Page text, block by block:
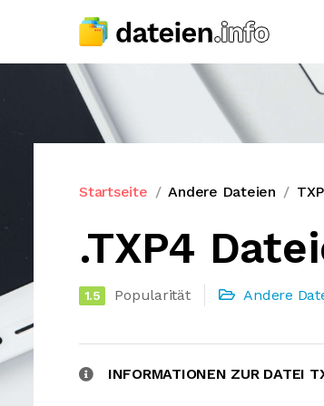
Startseite Andere Dateien
.TXP4
1.5 Popularität Andere
INFORMATIONEN ZUR DATEI